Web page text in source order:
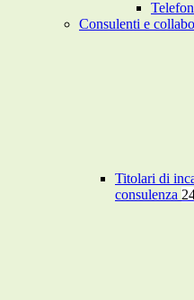
Consulenti e
Titolari di
consulenza